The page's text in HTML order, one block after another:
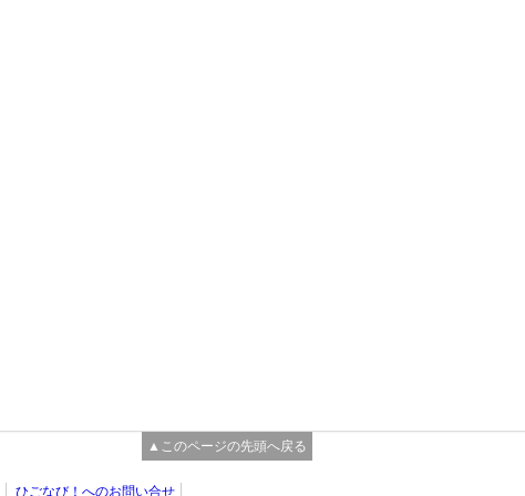
▲このページの先頭へ戻る
ひごなび！へのお問い合せ